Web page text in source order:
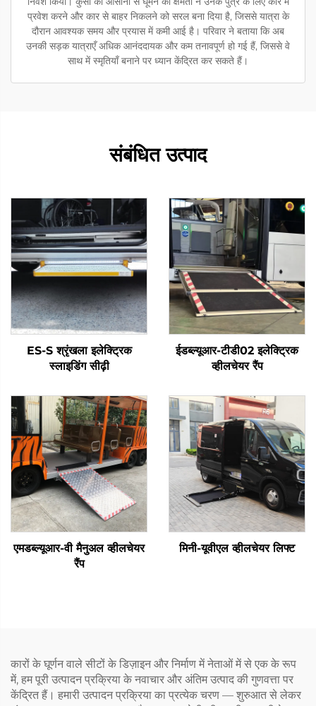
प्रवेश करने और कार से बाहर निकलने को सरल बना दिया है, जिससे यात्रा के
दौरान आवश्यक समय और प्रयास में कमी आई है। परिवार ने बताया कि अब
उनकी सड़क यात्राएँ अधिक आनंददायक और कम तनावपूर्ण हो गई हैं, जिससे वे
साथ में स्मृतियाँ बनाने पर ध्यान केंद्रित कर सकते हैं।
संबंधित उत्पाद
ES-S श्रृंखला इलेक्ट्रिक
स्लाइडिंग सीढ़ी
ईडब्ल्यूआर-टीडी02 इलेक्ट्रिक
व्हीलचेयर रैंप
एमडब्ल्यूआर-वी मैनुअल व्हीलचेयर
रैंप
मिनी-यूवीएल व्हीलचेयर लिफ्ट
कारों के घूर्णन वाले सीटों के डिज़ाइन और निर्माण में नेताओं में से एक के रूप
में, हम पूरी उत्पादन प्रक्रिया के नवाचार और अंतिम उत्पाद की गुणवत्ता पर
केंद्रित हैं। हमारी उत्पादन प्रक्रिया का प्रत्येक चरण — शुरुआत से लेकर